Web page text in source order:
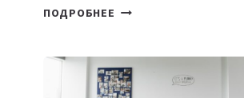
ПОДРОБНЕЕ ОТКРЫТ
DEAL
VELOCITY